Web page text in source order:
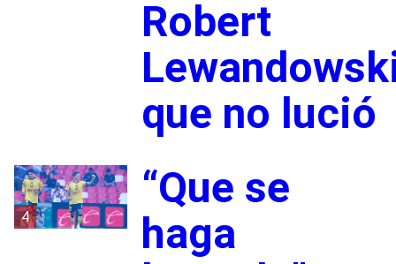
Robert
que no lució
4
“Que se
haga